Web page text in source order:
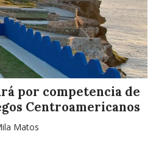
por competencia de
Centroamericanos
Matos